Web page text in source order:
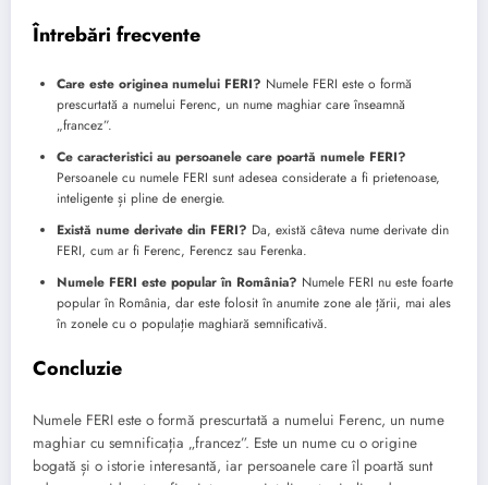
Întrebări frecvente
Care este originea numelui FERI? Numele FERI este o formă
prescurtată a numelui Ferenc, un nume maghiar care înseamnă
„francez”.
Ce caracteristici au persoanele care poartă numele FERI?
Persoanele cu numele FERI sunt adesea considerate a fi prietenoase,
inteligente și pline de energie.
Există nume derivate din FERI? Da, există câteva nume derivate din
FERI, cum ar fi Ferenc, Ferencz sau Ferenka.
Numele FERI este popular în România? Numele FERI nu este foarte
popular în România, dar este folosit în anumite zone ale țării, mai ales
în zonele cu o populație maghiară semnificativă.
Concluzie
Numele FERI este o formă prescurtată a numelui Ferenc, un nume
maghiar cu semnificația „francez”. Este un nume cu o origine
bogată și o istorie interesantă, iar persoanele care îl poartă sunt